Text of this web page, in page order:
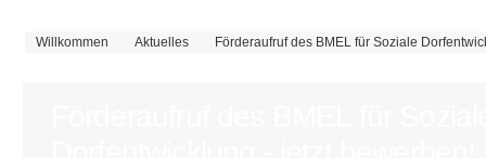
Sie sind hier
Willkommen Aktuelles Förderaufruf des BMEL für Soziale